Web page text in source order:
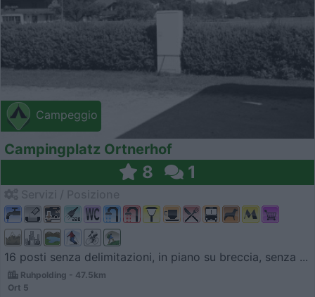
Campeggio
Campingplatz Ortnerhof
8 1
16 posti senza delimitazioni, in piano su breccia, senza ...
Ruhpolding - 47.5km
Ort 5